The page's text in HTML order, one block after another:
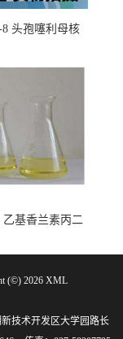
8 头孢噻利母核
乙基香兰素丙二
-鼎信通李杰
(©) 2026 XML
技术开发区大学园路长